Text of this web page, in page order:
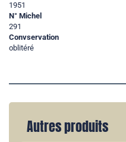
1951
N° Michel
291
Convservation
oblitéré
Autres produits